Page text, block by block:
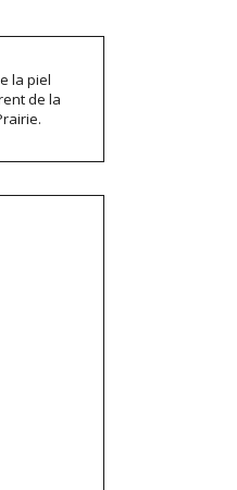
la piel
de la